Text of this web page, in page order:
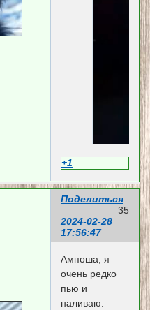
+1
Поделиться
35
2024-02-28
17:56:47
Ампоша, я
очень редко
пью и
наливаю.